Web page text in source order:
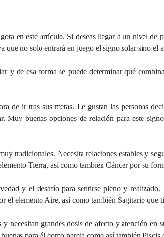
en este artículo. Si deseas llegar a un nivel de
que no solo entrará en juego el signo solar sino el
de esa forma se puede determinar qué
ir tras sus metas. Le gustan las personas
Muy buenas opciones de relación para este
tradicionales. Necesita relaciones estables y
Tierra, así como también Cáncer por su
y el desafío para sentirse pleno y
elemento Aire, así como también Sagitario que
necesitan grandes dosis de afecto y atención en
para él como pareja como así también